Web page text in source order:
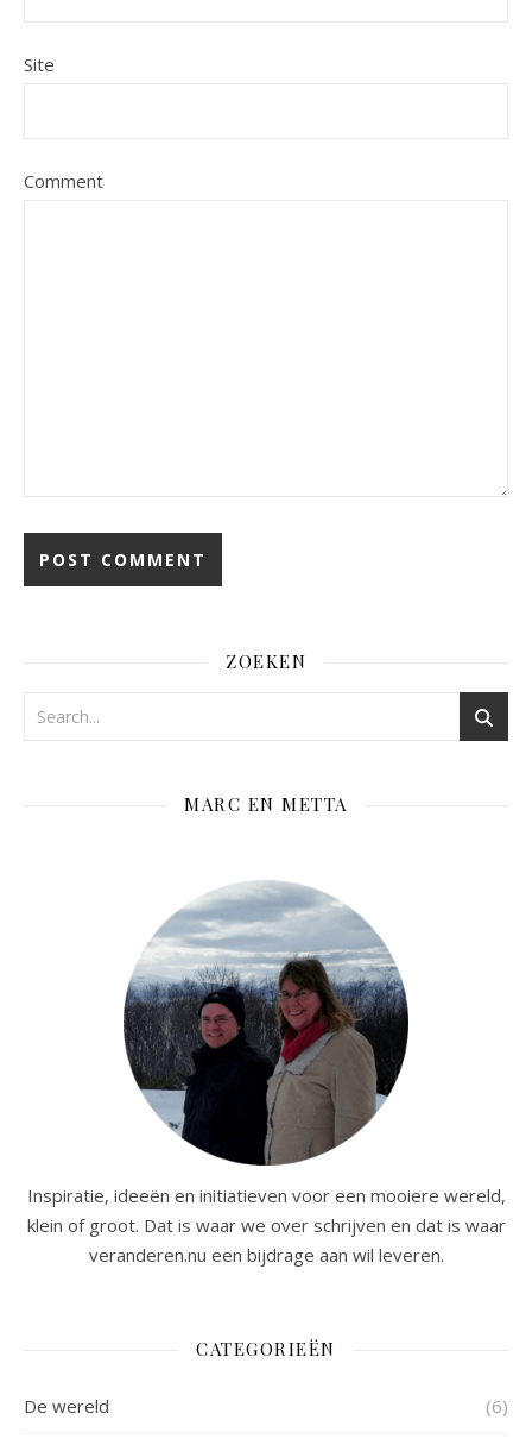
Site
Comment
ZOEKEN
MARC EN METTA
Inspiratie, ideeën en initiatieven voor een mooiere wereld,
klein of groot. Dat is waar we over schrijven en dat is waar
veranderen.nu een bijdrage aan wil leveren.
CATEGORIEËN
De wereld (6)